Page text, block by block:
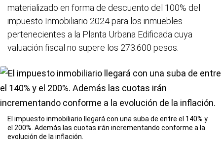
materializado en forma de descuento del 100% del
impuesto Inmobiliario 2024 para los inmuebles
pertenecientes a la Planta Urbana Edificada cuya
valuación fiscal no supere los 273.600 pesos.
El impuesto inmobiliario llegará con una suba de entre el 140% y
el 200%. Además las cuotas irán incrementando conforme a la
evolución de la inflación.